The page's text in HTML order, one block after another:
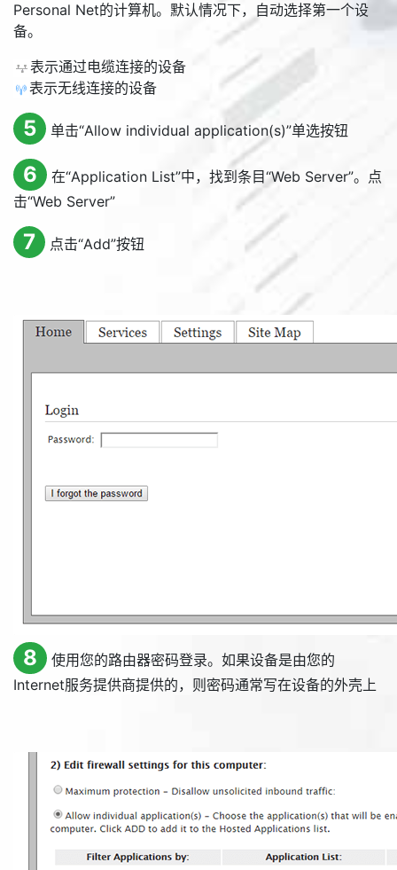
Personal Net的计算机。默认情况下，自动选择第一个设
备。
表示通过电缆连接的设备
表示无线连接的设备
5 单击“Allow individual application(s)”单选按钮
6 在“Application List”中，找到条目“Web Server”。点
击“Web Server”
7 点击“Add”按钮
8
使用您的路由器密码登录。如果设备是由您的
Internet服务提供商提供的，则密码通常写在设备的外壳上